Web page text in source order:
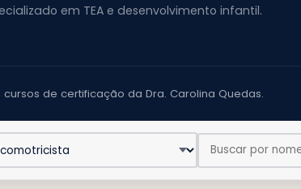
em TEA e desenvolvimento infantil.
de certificação da Dra. Carolina Quedas.